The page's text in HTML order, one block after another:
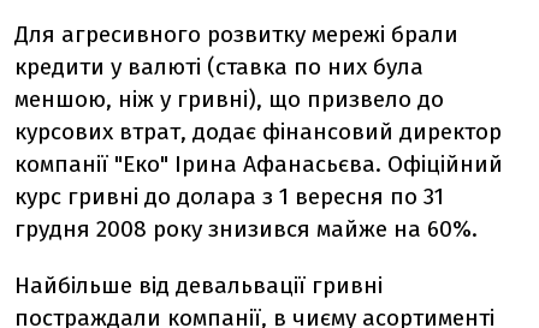
Для агресивного розвитку мережі брали
кредити у валюті (ставка по них була
меншою, ніж у гривні), що призвело до
курсових втрат, додає фінансовий директор
компанії "Еко" Ірина Афанасьєва. Офіційний
курс гривні до долара з 1 вересня по 31
грудня 2008 року знизився майже на 60%.
Найбільше від девальвації гривні
постраждали компанії, в чиєму асортименті